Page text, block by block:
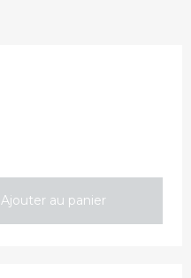
Ajouter au panier